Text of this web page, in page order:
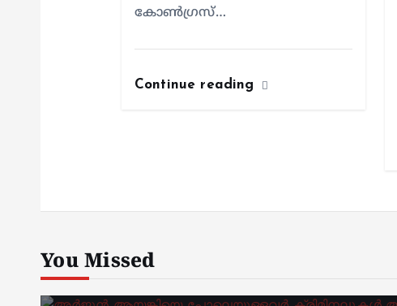
കോൺഗ്രസ്…
Continue reading
You Missed